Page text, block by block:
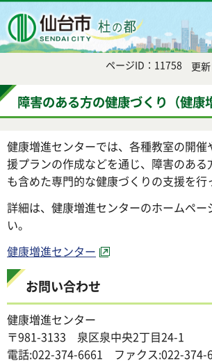
ページID：11758 更
障害のある方の健康づくり（健康
健康増進センターでは、各種教室の開催
援プランの作成などを通じ、障害のある
も含めた専門的な健康づくりの支援を行
詳細は、健康増進センターのホームペー
い。
健康増進センター
お問い合わせ
健康増進センター
〒981-3133 泉区泉中央2丁目24-1
電話:022-374-6661 ファクス:022-374-